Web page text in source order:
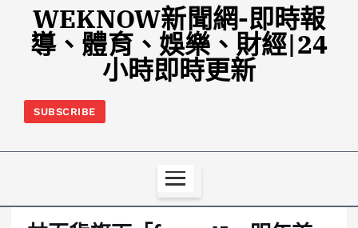
WEKNOW新聞網-即時報
導、體育、娛樂、財經|24
小時即時更新
SUBSCRIBE